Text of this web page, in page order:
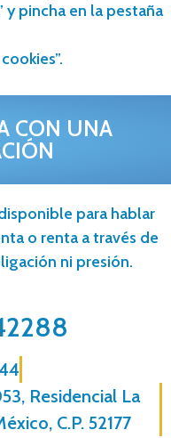
y pincha en la pestaña
CON UNA
para hablar
o renta a través de
ni presión.
Residencial La
C.P. 52177